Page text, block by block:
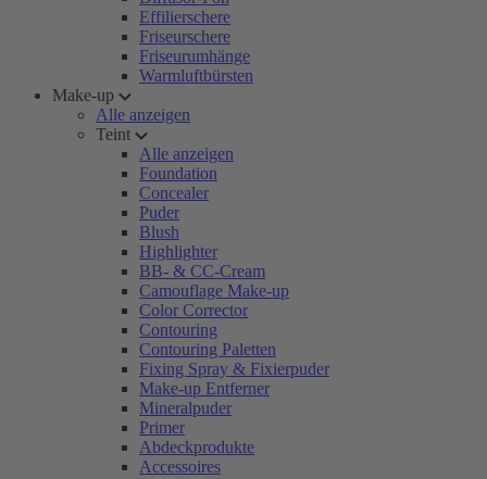
Effilierschere
Friseurschere
Friseurumhänge
Warmluftbürsten
Make-up
Alle anzeigen
Teint
Alle anzeigen
Foundation
Concealer
Puder
Blush
Highlighter
BB- & CC-Cream
Camouflage Make-up
Color Corrector
Contouring
Contouring Paletten
Fixing Spray & Fixierpuder
Make-up Entferner
Mineralpuder
Primer
Abdeckprodukte
Accessoires